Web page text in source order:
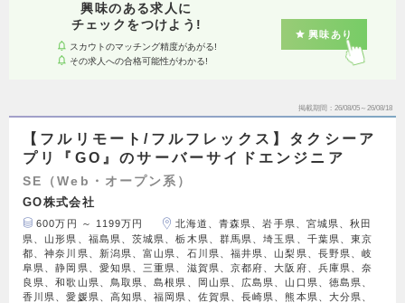
興味のある求人に
チェックをつけよう!
スカウトのマッチング精度があがる!
その求人への合格可能性がわかる!
興味あり
掲載期間 26/08/05～26/08/18
【フルリモート/フルフレックス】タクシーア
プリ『GO』のサーバーサイドエンジニア
SE（Web・オープン系）
GO株式会社
600万円 ～ 1199万円
北海道、青森県、岩手県、宮城県、秋田
県、山形県、福島県、茨城県、栃木県、群馬県、埼玉県、千葉県、東京
都、神奈川県、新潟県、富山県、石川県、福井県、山梨県、長野県、岐
阜県、静岡県、愛知県、三重県、滋賀県、京都府、大阪府、兵庫県、奈
良県、和歌山県、鳥取県、島根県、岡山県、広島県、山口県、徳島県、
香川県、愛媛県、高知県、福岡県、佐賀県、長崎県、熊本県、大分県、